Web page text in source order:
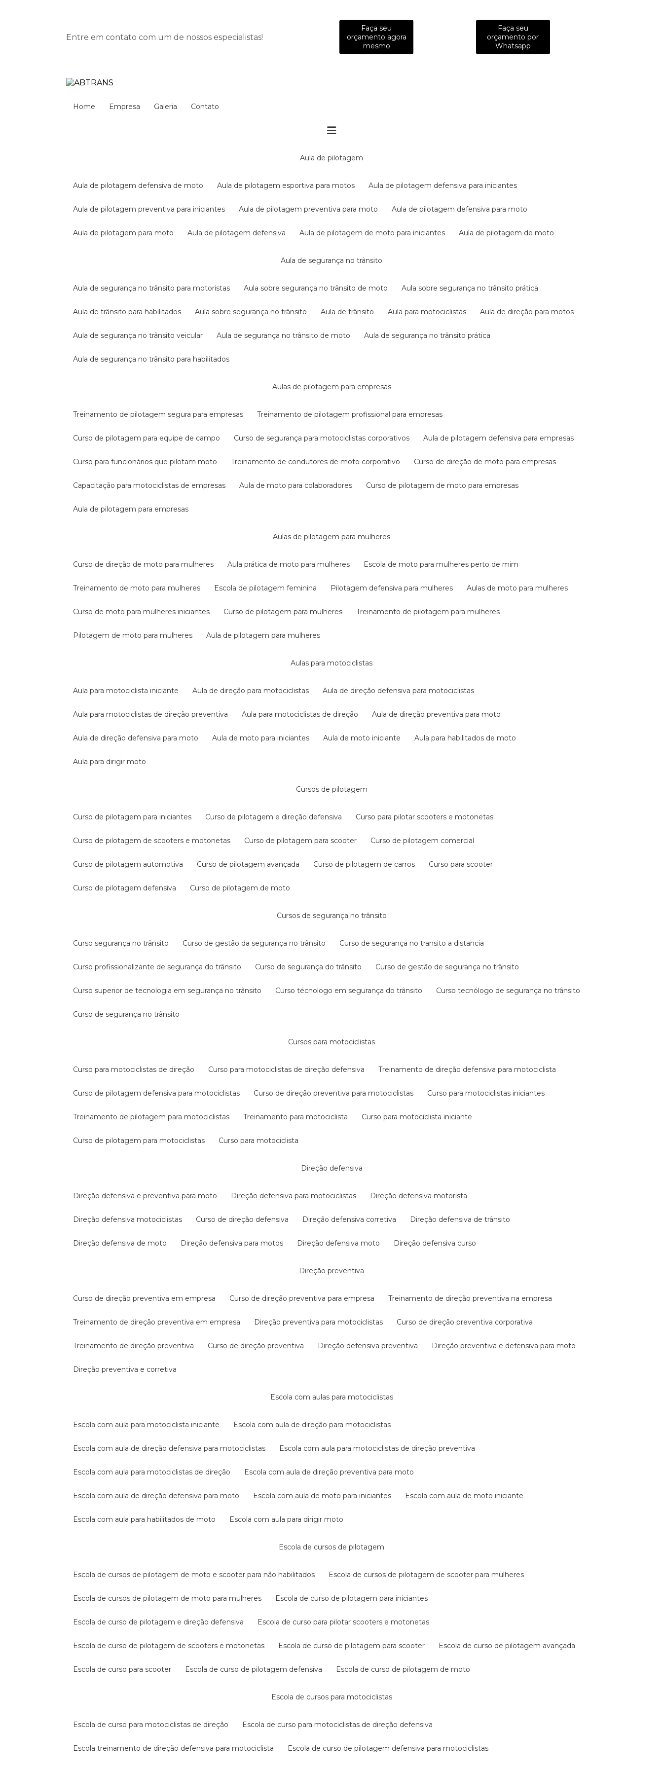
Entre em contato com um de nossos especialistas!
Faça seu
orçamento agora
mesmo
Faça seu
orçamento por
Whatsapp
Home Empresa Galeria Contato
aula de pilotagem
aula de pilotagem defensiva de moto aula de pilotagem esportiva para motos aula de pilotagem defensiva para iniciantes
aula de pilotagem preventiva para iniciantes aula de pilotagem preventiva para moto aula de pilotagem defensiva para moto
aula de pilotagem para moto aula de pilotagem defensiva aula de pilotagem de moto para iniciantes aula de pilotagem de moto
aula de segurança no trânsito
aula de segurança no trânsito para motoristas aula sobre segurança no trânsito de moto aula sobre segurança no trânsito prática
aula de trânsito para habilitados aula sobre segurança no trânsito aula de trânsito aula para motociclistas aula de direção para motos
aula de segurança no trânsito veicular aula de segurança no trânsito de moto aula de segurança no trânsito prática
aula de segurança no trânsito para habilitados
aulas de pilotagem para empresas
treinamento de pilotagem segura para empresas treinamento de pilotagem profissional para empresas
curso de pilotagem para equipe de campo curso de segurança para motociclistas corporativos aula de pilotagem defensiva para empresas
curso para funcionários que pilotam moto treinamento de condutores de moto corporativo curso de direção de moto para empresas
capacitação para motociclistas de empresas aula de moto para colaboradores curso de pilotagem de moto para empresas
aula de pilotagem para empresas
aulas de pilotagem para mulheres
curso de direção de moto para mulheres aula prática de moto para mulheres escola de moto para mulheres perto de mim
treinamento de moto para mulheres escola de pilotagem feminina pilotagem defensiva para mulheres aulas de moto para mulheres
curso de moto para mulheres iniciantes curso de pilotagem para mulheres treinamento de pilotagem para mulheres
pilotagem de moto para mulheres aula de pilotagem para mulheres
aulas para motociclistas
aula para motociclista iniciante aula de direção para motociclistas aula de direção defensiva para motociclistas
aula para motociclistas de direção preventiva aula para motociclistas de direção aula de direção preventiva para moto
aula de direção defensiva para moto aula de moto para iniciantes aula de moto iniciante aula para habilitados de moto
aula para dirigir moto
cursos de pilotagem
curso de pilotagem para iniciantes curso de pilotagem e direção defensiva curso para pilotar scooters e motonetas
curso de pilotagem de scooters e motonetas curso de pilotagem para scooter curso de pilotagem comercial
curso de pilotagem automotiva curso de pilotagem avançada curso de pilotagem de carros curso para scooter
curso de pilotagem defensiva curso de pilotagem de moto
cursos de segurança no trânsito
curso segurança no trânsito curso de gestão da segurança no trânsito curso de segurança no transito a distancia
curso profissionalizante de segurança do trânsito curso de segurança do trânsito curso de gestão de segurança no trânsito
curso superior de tecnologia em segurança no trânsito curso técnologo em segurança do trânsito curso tecnólogo de segurança no trânsito
curso de segurança no trânsito
cursos para motociclistas
curso para motociclistas de direção curso para motociclistas de direção defensiva treinamento de direção defensiva para motociclista
curso de pilotagem defensiva para motociclistas curso de direção preventiva para motociclistas curso para motociclistas iniciantes
treinamento de pilotagem para motociclistas treinamento para motociclista curso para motociclista iniciante
curso de pilotagem para motociclistas curso para motociclista
direção defensiva
direção defensiva e preventiva para moto direção defensiva para motociclistas direção defensiva motorista
direção defensiva motociclistas curso de direção defensiva direção defensiva corretiva direção defensiva de trânsito
direção defensiva de moto direção defensiva para motos direção defensiva moto direção defensiva curso
direção preventiva
curso de direção preventiva em empresa curso de direção preventiva para empresa treinamento de direção preventiva na empresa
treinamento de direção preventiva em empresa direção preventiva para motociclistas curso de direção preventiva corporativa
treinamento de direção preventiva curso de direção preventiva direção defensiva preventiva direção preventiva e defensiva para moto
direção preventiva e corretiva
escola com aulas para motociclistas
escola com aula para motociclista iniciante escola com aula de direção para motociclistas
escola com aula de direção defensiva para motociclistas escola com aula para motociclistas de direção preventiva
escola com aula para motociclistas de direção escola com aula de direção preventiva para moto
escola com aula de direção defensiva para moto escola com aula de moto para iniciantes escola com aula de moto iniciante
escola com aula para habilitados de moto escola com aula para dirigir moto
escola de cursos de pilotagem
escola de cursos de pilotagem de moto e scooter para não habilitados escola de cursos de pilotagem de scooter para mulheres
escola de cursos de pilotagem de moto para mulheres escola de curso de pilotagem para iniciantes
escola de curso de pilotagem e direção defensiva escola de curso para pilotar scooters e motonetas
escola de curso de pilotagem de scooters e motonetas escola de curso de pilotagem para scooter escola de curso de pilotagem avançada
escola de curso para scooter escola de curso de pilotagem defensiva escola de curso de pilotagem de moto
escola de cursos para motociclistas
escola de curso para motociclistas de direção escola de curso para motociclistas de direção defensiva
escola treinamento de direção defensiva para motociclista escola de curso de pilotagem defensiva para motociclistas